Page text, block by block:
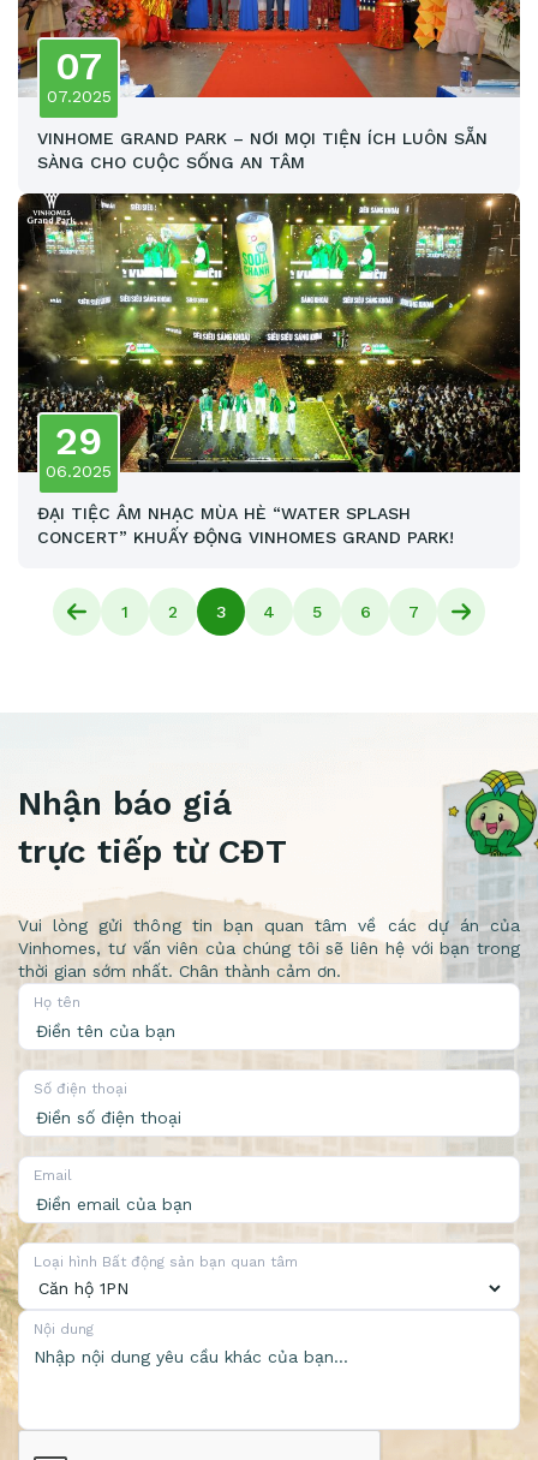
07
07.2025
VINHOME GRAND PARK – NƠI MỌI TIỆN ÍCH LUÔN SẴN
SÀNG CHO CUỘC SỐNG AN TÂM
29
06.2025
ĐẠI TIỆC ÂM NHẠC MÙA HÈ “WATER SPLASH
CONCERT” KHUẤY ĐỘNG VINHOMES GRAND PARK!
1 2 3 4 5 6 7
Nhận báo giá
trực tiếp từ CĐT
Vui lòng gửi thông tin bạn quan tâm về các dự án của
Vinhomes, tư vấn viên của chúng tôi sẽ liên hệ với bạn trong
thời gian sớm nhất. Chân thành cảm ơn.
Họ tên
Số điện thoại
Email
Loại hình Bất động sản bạn quan tâm
Nội dung